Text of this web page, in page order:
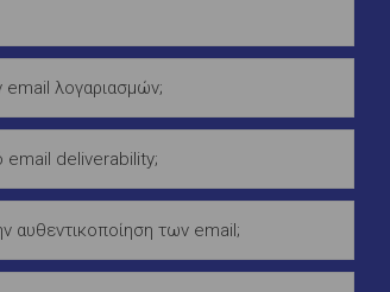
email λογαριασμών;
email deliverability;
αυθεντικοποίηση των email;